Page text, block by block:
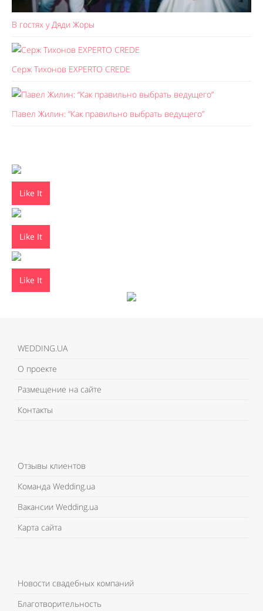
В гостях у Дяди Жоры
Серж Тихонов EXPERTO CREDE
Павел Жилин: “Как правильно выбрать ведущего”
Like It
Like It
Like It
WEDDING.UA
О проекте
Размещение на сайте
Контакты
Отзывы клиентов
Команда Wedding.ua
Вакансии Wedding.ua
Карта сайта
Новости свадебных компаний
Благотворительность